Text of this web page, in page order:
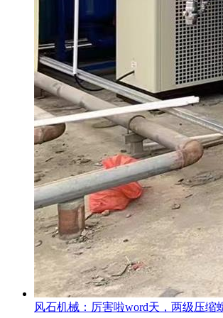
风石机械：厉害啦word天，两级压缩